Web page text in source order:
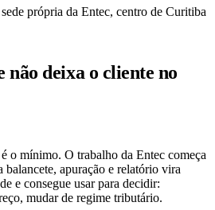
própria da Entec, centro de Curitiba
deixa o cliente no
o mínimo. O trabalho da Entec começa
balancete, apuração e relatório vira
e consegue usar para decidir:
mudar de regime tributário.